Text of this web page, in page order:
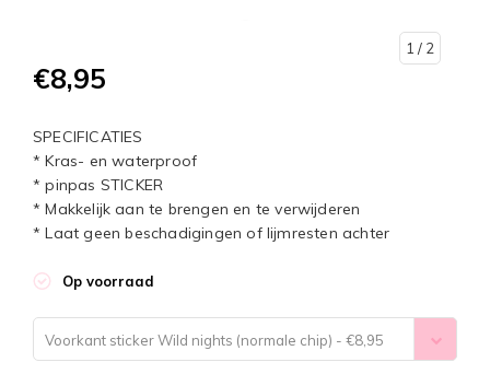
1 / 2
€8,95
SPECIFICATIES
* Kras- en waterproof
* pinpas STICKER
* Makkelijk aan te brengen en te verwijderen
* Laat geen beschadigingen of lijmresten achter
Op voorraad
Voorkant sticker Wild nights (normale chip) - €8,95